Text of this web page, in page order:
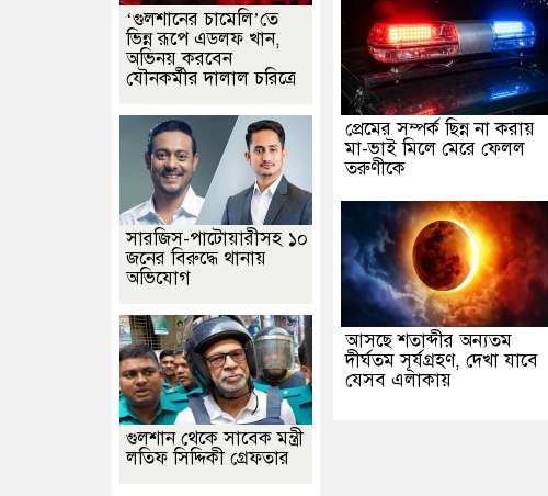
প্রেমের সম্পর্ক ছিন্ন না করায়
মা-ভাই মিলে মেরে ফেলল
তরুণীকে
আসছে শতাব্দীর অন্যতম
দীর্ঘতম সূর্যগ্রহণ, দেখা যাবে
যেসব এলাকায়
‘গুলশানের চামেলি’তে
ভিন্ন রূপে এডলফ খান,
অভিনয় করবেন
যৌনকর্মীর দালাল চরিত্রে
সারজিস-পাটোয়ারীসহ ১০
জনের বিরুদ্ধে থানায়
অভিযোগ
গুলশান থেকে সাবেক মন্ত্রী
লতিফ সিদ্দিকী গ্রেফতার